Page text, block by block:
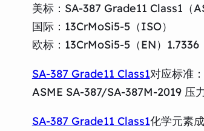
美标：SA-387 Grade11 Class1（
国际：13CrMoSi5-5（ISO）
欧标：13CrMoSi5-5（EN）1.7336
SA-387 Grade11 Class1对应标准：
ASME SA-387/SA-387M-2019 压
SA-387 Grade11 Class1化学元素